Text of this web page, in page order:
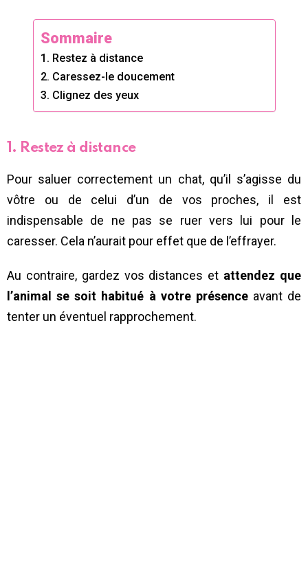
Sommaire
1. Restez à distance
2. Caressez-le doucement
3. Clignez des yeux
1. Restez à distance
Pour saluer correctement un chat, qu’il s’agisse du
vôtre ou de celui d’un de vos proches, il est
indispensable de ne pas se ruer vers lui pour le
caresser. Cela n’aurait pour effet que de l’effrayer.
Au contraire, gardez vos distances et attendez que
l’animal se soit habitué à votre présenceavant de
tenter un éventuel rapprochement.